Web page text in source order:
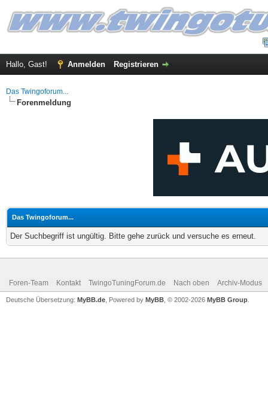
Hallo, Gast! Anmelden Registrieren
Das Twingoforum...
Forenmeldung
Das Twingoforum...
Der Suchbegriff ist ungültig. Bitte gehe zurück und versuche es erneut.
Foren-Team Kontakt TwingoTuningForum.de Nach oben Archiv-Modus
Deutsche Übersetzung: MyBB.de , Powered by MyBB , © 2002-2026 MyBB Group